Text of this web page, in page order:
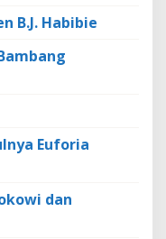
B.J. Habibie
Euforia
dan